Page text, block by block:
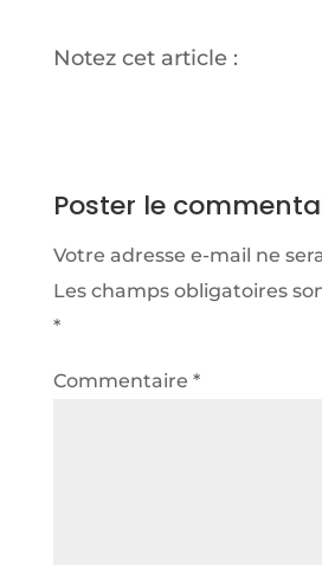
Notez cet article :
Poster le
Votre adresse e-mail ne
Les champs obligatoires
*
Commentaire *